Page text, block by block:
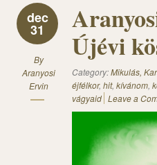
dec
31
By
Aranyosi
Ervin
Újévi
Category:Mikulás,
éjfélkor, hit, kívánom,
vágyaid Leave a